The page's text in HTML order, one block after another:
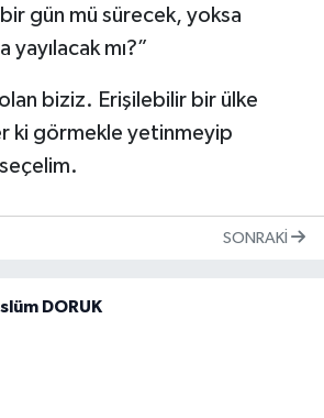
bir gün mü sürecek, yoksa
yayılacak mı?”
biziz. Erişilebilir bir ülke
ki görmekle yetinmeyip
SONRAKI
DORUK